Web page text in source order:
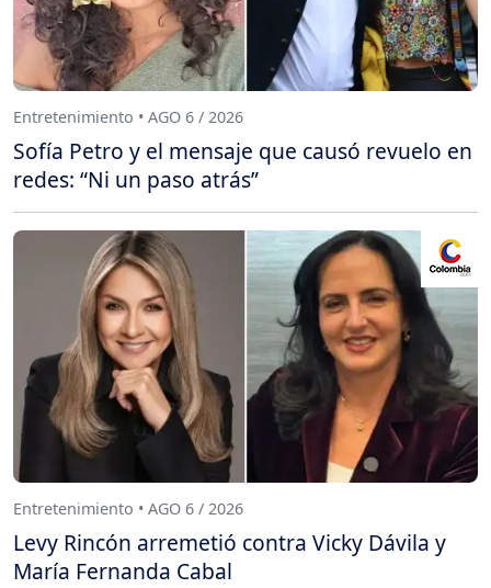
Entretenimiento • AGO 6 / 2026
Sofía Petro y el mensaje que causó revuelo en
redes: “Ni un paso atrás”
Entretenimiento • AGO 6 / 2026
Levy Rincón arremetió contra Vicky Dávila y
María Fernanda Cabal